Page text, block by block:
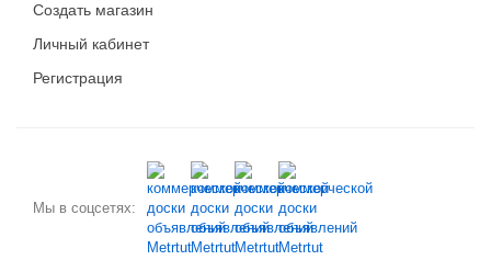
Создать магазин
Личный кабинет
Регистрация
Мы в соцсетях: